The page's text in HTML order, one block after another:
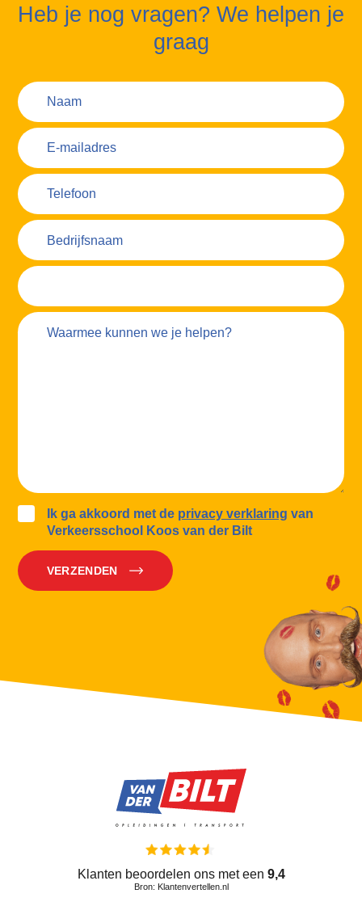
Heb je nog vragen? We helpen je
graag
Ik ga akkoord met de privacy verklaring van
Verkeersschool Koos van der Bilt
VERZENDEN
Klanten beoordelen ons met een 9,4
Bron: Klantenvertellen.nl